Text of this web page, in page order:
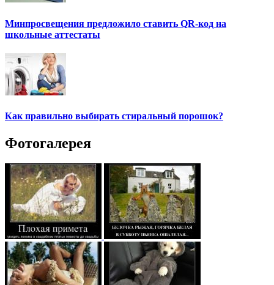
Минпросвещения предложило ставить QR-код на
школьные аттестаты
Как правильно выбирать стиральный порошок?
Фотогалерея